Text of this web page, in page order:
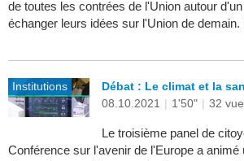
de toutes les contrées de l'Union autour
échanger leurs idées sur l'Union de demain.
Institutions
Débat : Le climat et la
08.10.2021 | 1'50" | 32
Le troisième panel de
Conférence sur l'avenir de l'Europe a animé